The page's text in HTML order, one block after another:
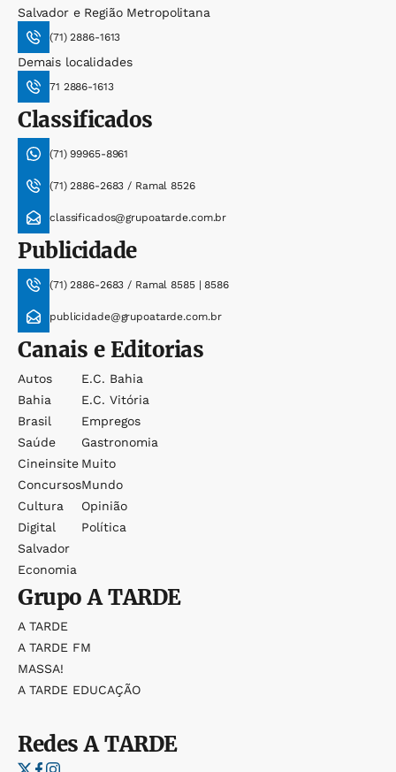
Salvador e Região Metropolitana
(71) 2886-1613
Demais localidades
71 2886-1613
Classificados
(71) 99965-8961
(71) 2886-2683 / Ramal 8526
classificados@grupoatarde.com.br
Publicidade
(71) 2886-2683 / Ramal 8585 | 8586
publicidade@grupoatarde.com.br
Canais e Editorias
Autos
Bahia
Brasil
Saúde
Cineinsite
Concursos
Cultura
Digital
Salvador
Economia
E.c. Bahia
E.c. Vitória
Empregos
Gastronomia
Muito
Mundo
Opinião
Política
GrupoA TARDE
A TARDE
A TARDE FM
MASSA!
A TARDE EDUCAÇÃO
RedesA TARDE